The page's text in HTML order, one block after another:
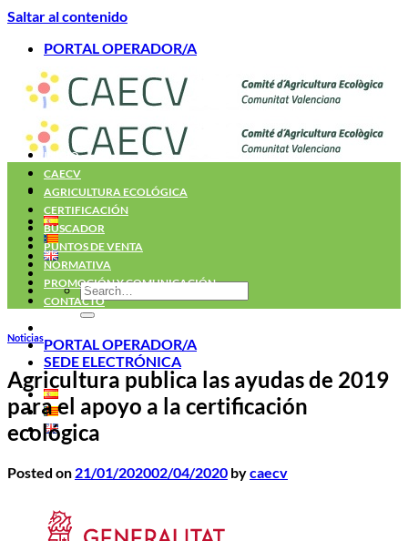
Saltar al contenido
PORTAL OPERADOR/A
PORTAL OPERADOR/A
SEDE ELECTRÓNICA
INICIO
CAECV
AGRICULTURA ECOLÓGICA
CERTIFICACIÓN
BUSCADOR
PUNTOS DE VENTA
NORMATIVA
PROMOCIÓN Y COMUNICACIÓN
CONTACTO
Noticias
Agricultura publica las ayudas de 2019
para el apoyo a la certificación
ecológica
Posted on 21/01/202002/04/2020 bycaecv